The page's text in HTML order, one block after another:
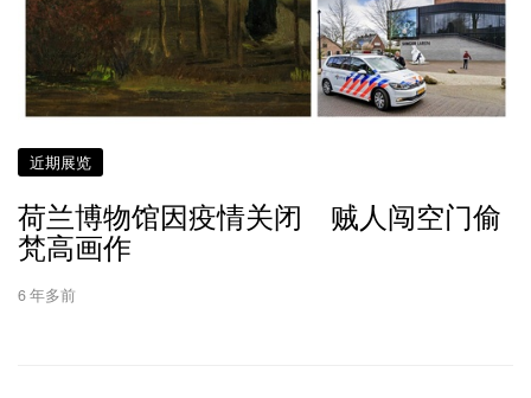
近期展览
荷兰博物馆因疫情关闭 贼人闯空门偷
梵高画作
6 年多前